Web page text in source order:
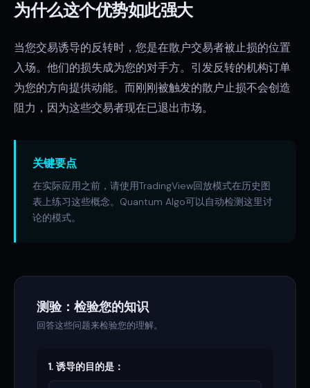
为什么这个优势如此强大
当您交易诱导的反转时，您是在散户交易者被止损的位置
入场。他们的损失成为您的对手方。引发反转的机构订单
为您的方向提供动能。而刚刚被触发的散户止损不会创造
阻力，因为这些交易者现在已退出市场。
关键要点
在实际应用之前，请使用TradingView回放模式在历史图
表上练习这些概念。Quantum Algo可以自动检测这里讨
论的模式。
测验：检验您的知识
回答这些问题来检验您的理解。
1. 诱导的目的是：